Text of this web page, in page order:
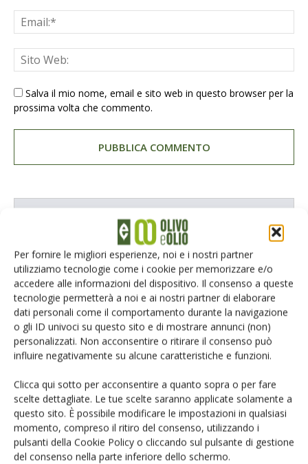
Per fornire le migliori esperienze, noi e i nostri partner
utilizziamo tecnologie come i cookie per memorizzare e/o
accedere alle informazioni del dispositivo. Il consenso a queste
tecnologie permetterà a noi e ai nostri partner di elaborare
dati personali come il comportamento durante la navigazione
o gli ID univoci su questo sito e di mostrare annunci (non)
personalizzati. Non acconsentire o ritirare il consenso può
influire negativamente su alcune caratteristiche e funzioni.
Clicca qui sotto per acconsentire a quanto sopra o per fare
scelte dettagliate. Le tue scelte saranno applicate solamente a
questo sito. È possibile modificare le impostazioni in qualsiasi
momento, compreso il ritiro del consenso, utilizzando i
pulsanti della Cookie Policy o cliccando sul pulsante di gestione
del consenso nella parte inferiore dello schermo.
Salva il mio nome, email e sito web in questo browser per la
prossima volta che commento.
Tecniche, prodotti e servizi dalle aziende
Un modo semplice per cercare un'azienda o un
prodotto!
Cerca adesso